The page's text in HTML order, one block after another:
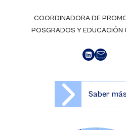
COORDINADORA DE
POSGRADOS Y EDUCACIÓN
Saber más